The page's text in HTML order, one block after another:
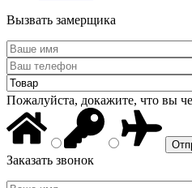
Вызвать замерщика
Пожалуйста, докажите, что вы
Заказать звонок